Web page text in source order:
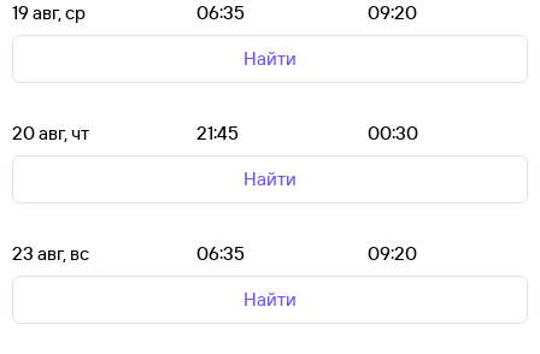
19 авг, ср 06:35
09:20
Найти
20 авг, чт 21:45
00:30
Найти
23 авг, вс 06:35
09:20
Найти